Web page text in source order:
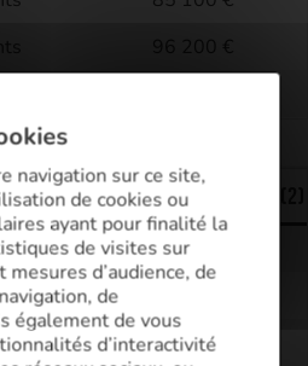
96 200 €
1er janvier 2023
en couple
Zones A bis et A (2)
69 600 €
78 900 €
navigation sur ce site,
de cookies ou
ayant pour finalité la
de visites sur
d’audience, de
de
également de vous
d’interactivité